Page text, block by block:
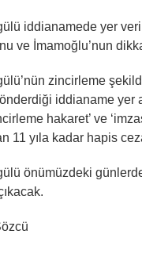
iddianamede yer
ve İmamoğlu’nun
zincirleme
iddianame yer
hakaret’ ve
11 yıla kadar hapis
önümüzdeki